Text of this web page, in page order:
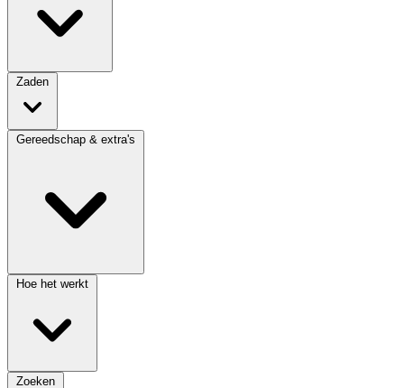
Zaden
Gereedschap & extra's
Hoe het werkt
Zoeken